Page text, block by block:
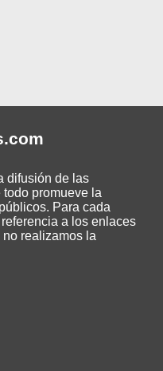
.com
difusión de las
promueve la
Para cada
a los enlaces
realizamos la